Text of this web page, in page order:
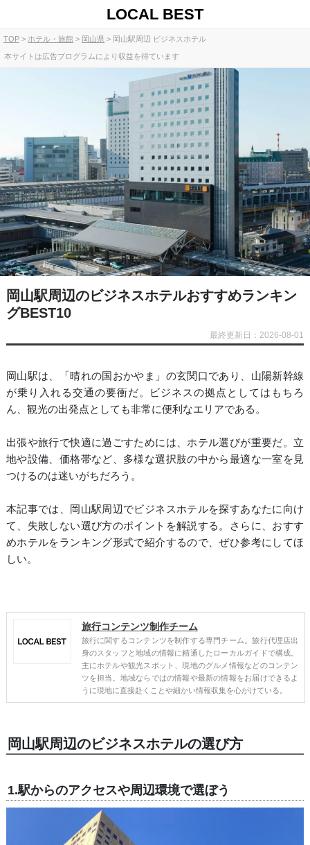
LOCAL BEST
TOP ホテル・旅館 岡山県 岡山駅周辺 ビジネスホテル
本サイトは広告プログラムにより収益を得ています
岡山駅周辺のビジネスホテルおすすめランキン
グBEST10
最終更新日：2026-08-01
岡山駅は、「晴れの国おかやま」の玄関口であり、山陽新幹線
が乗り入れる交通の要衝だ。ビジネスの拠点としてはもちろ
ん、観光の出発点としても非常に便利なエリアである。
出張や旅行で快適に過ごすためには、ホテル選びが重要だ。立
地や設備、価格帯など、多様な選択肢の中から最適な一室を見
つけるのは迷いがちだろう。
本記事では、岡山駅周辺でビジネスホテルを探すあなたに向け
て、失敗しない選び方のポイントを解説する。さらに、おすす
めホテルをランキング形式で紹介するので、ぜひ参考にしてほ
しい。
旅行コンテンツ制作チーム
旅行に関するコンテンツを制作する専門チーム。旅行代理店出
身のスタッフと地域の情報に精通したローカルガイドで構成。
主にホテルや観光スポット、現地のグルメ情報などのコンテン
ツを担当。地域ならではの情報や最新の情報をお届けできるよ
うに現地に直接赴くことや細かい情報収集を心がけている。
岡山駅周辺のビジネスホテルの選び方
1.駅からのアクセスや周辺環境で選ぼう